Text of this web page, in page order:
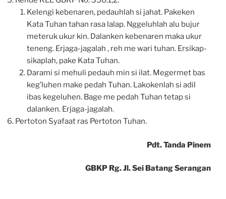
Kelengi kebenaren, pedauhlah si jahat. Pakeken
Kata Tuhan tahan rasa lalap. Nggeluhlah alu bujur
meteruk ukur kin. Dalanken kebenaren maka ukur
teneng. Erjaga-jagalah , reh me wari tuhan. Ersikap-
sikaplah, pake Kata Tuhan.
Darami si mehuli pedauh min si ilat. Megermet bas
keg’luhen make pedah Tuhan. Lakokenlah si adil
ibas kegeluhen. Bage me pedah Tuhan tetap si
dalanken. Erjaga-jagalah.
Pertoton Syafaat ras Pertoton Tuhan.
Pdt. Tanda Pinem
GBKP Rg. Jl. Sei Batang Serangan